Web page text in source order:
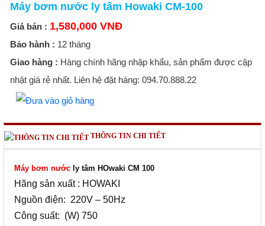
Máy bơm nước ly tâm Howaki CM-100
Giá bán : 1,580,000 VNĐ
Bảo hành : 12 tháng
Giao hàng : Hàng chính hãng nhập khẩu, sản phẩm được cập
nhật giá rẻ nhất. Liên hệ đặt hàng: 094.70.888.22
THÔNG TIN CHI TIẾT
Máy bơm nước ly tâm HOwaki CM 100
Hãng sản xuất : HOWAKI
Nguồn điện: 220V – 50Hz
Công suất: (W) 750